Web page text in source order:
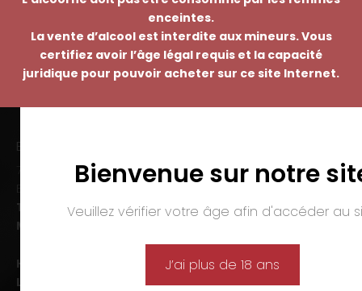
enceintes.
La vente d’alcool est interdite aux mineurs. Vous
certifiez avoir l’âge légal requis et la capacité
juridique pour pouvoir acheter sur ce site Internet.
Bienvenue sur notre
Veuillez vérifier votre âge afin d'accéder au
J’ai plus de 18 ans
EMMANUEL NASTI
7 avenue Pierre Pflimlin – ZAC Espale
Tél. :
03 89 46 50 35
Mail :
Horaires d’ouverture :
Lun-ven. :
09h00-12h00 et 14h00-19h00